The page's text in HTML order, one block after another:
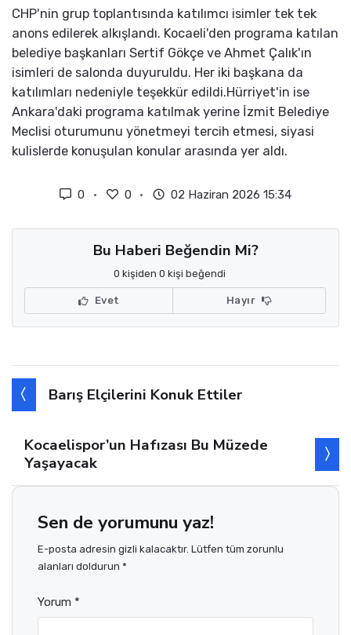
CHP'nin grup toplantısında katılımcı isimler tek tek
anons edilerek alkışlandı. Kocaeli'den programa katılan
belediye başkanları Sertif Gökçe ve Ahmet Çalık'ın
isimleri de salonda duyuruldu. Her iki başkana da
katılımları nedeniyle teşekkür edildi.Hürriyet'in ise
Ankara'daki programa katılmak yerine İzmit Belediye
Meclisi oturumunu yönetmeyi tercih etmesi, siyasi
kulislerde konuşulan konular arasında yer aldı.
0 0 02 Haziran 2026 15:34
Bu Haberi Beğendin Mi?
0 kişiden 0 kişi beğendi
Evet Hayır
Barış Elçilerini Konuk Ettiler
Kocaelispor’un Hafızası Bu Müzede
Yaşayacak
Sen de yorumunu yaz!
E-posta adresin gizli kalacaktır. Lütfen tüm zorunlu
alanları doldurun *
Yorum *